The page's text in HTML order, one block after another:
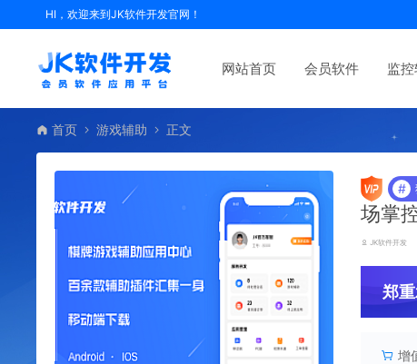
HI，欢迎来到JK软件开发官网！
网站首页 会员软件 监
首页 游戏辅助 正文
#
场掌
JK软件开发
郑
增